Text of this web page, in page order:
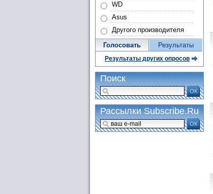
WD
Asus
Другого производителя
Голосовать Результаты
Результаты других опросов
Поиск
ОК
Рассылки Subscribe.Ru
ОК